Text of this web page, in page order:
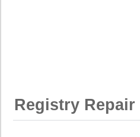
Registry Repair